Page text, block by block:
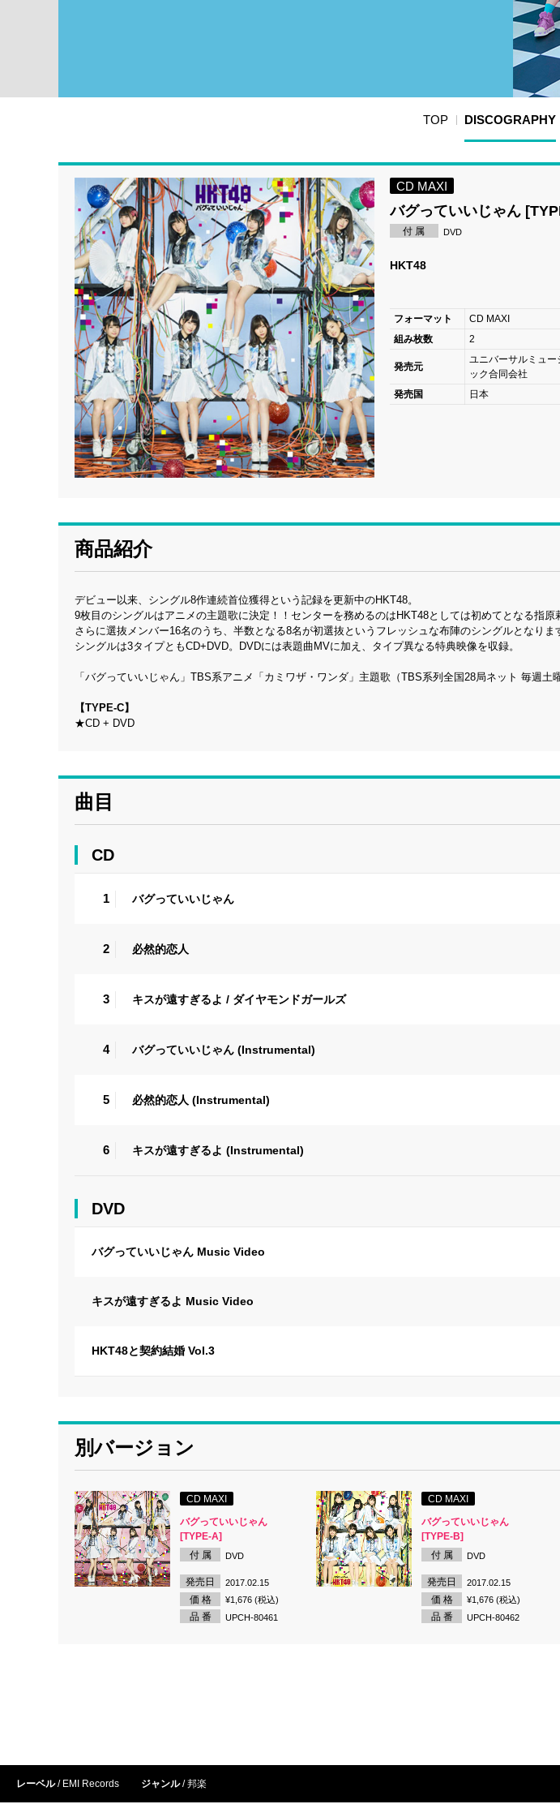
TOP DISCOGRAPHY
CD MAXI
バグっていいじゃん
付 属 DVD
HKT48
フォーマット
CD MAXI
組み枚数
2
発売元
ユニバーサルミュー
ック合同会社
発売国
日本
商品紹介
デビュー以来、シングル8作連続首位獲得という記録を更新中のHKT48。
9枚目のシングルはアニメの主題歌に決定！！センターを務めるのはHKT48としては初めてとなる指原
さらに選抜メンバー16名のうち、半数となる8名が初選抜というフレッシュな布陣のシングルとなりま
シングルは3タイプともCD+DVD。DVDには表題曲MVに加え、タイプ異なる特典映像を収録。
「バグっていいじゃん」TBS系アニメ「カミワザ・ワンダ」主題歌（TBS系列全国28局ネット 毎週土
【TYPE-C】
★CD + DVD
曲目
CD
1 バグっていいじゃん
2 必然的恋人
3 キスが遠すぎるよ / ダイヤモンドガールズ
4 バグっていいじゃん (Instrumental)
5 必然的恋人 (Instrumental)
6 キスが遠すぎるよ (Instrumental)
DVD
バグっていいじゃん Music Video
キスが遠すぎるよ Music Video
HKT48と契約結婚 Vol.3
別バージョン
CD MAXI
バグっていいじゃん
[TYPE-A]
付 属
DVD
発売日 2017.02.15
価 格 ¥1,676 (税込)
品 番 UPCH-80461
CD MAXI
バグっていいじゃん
[TYPE-B]
付 属
DVD
発売日 2017.02.15
価 格 ¥1,676 (税込)
品 番 UPCH-80462
レーベル EMI Records ジャンル 邦楽